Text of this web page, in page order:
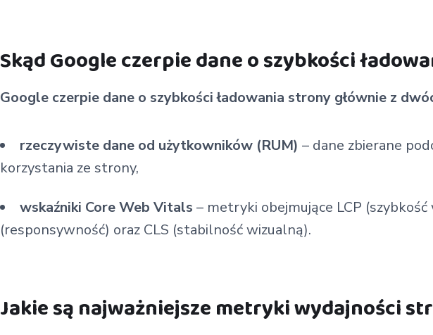
Skąd Google czerpie dane o szybkości
Google czerpie dane o szybkości ładowania strony głównie z
rzeczywiste dane od użytkowników (RUM) – dane zbierane
korzystania ze strony,
wskaźniki Core Web Vitals – metryki obejmujące LCP
(responsywność) oraz CLS (stabilność wizualną).
Jakie są najważniejsze metryki wydajności